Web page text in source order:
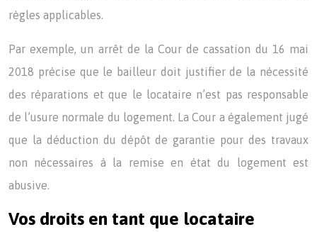
règles applicables.
Par exemple, un arrêt de la Cour de cassation du 16 mai
2018 précise que le bailleur doit justifier de la nécessité
des réparations et que le locataire n’est pas responsable
de l’usure normale du logement. La Cour a également jugé
que la déduction du dépôt de garantie pour des travaux
non nécessaires à la remise en état du logement est
abusive.
Vos droits en tant que locataire